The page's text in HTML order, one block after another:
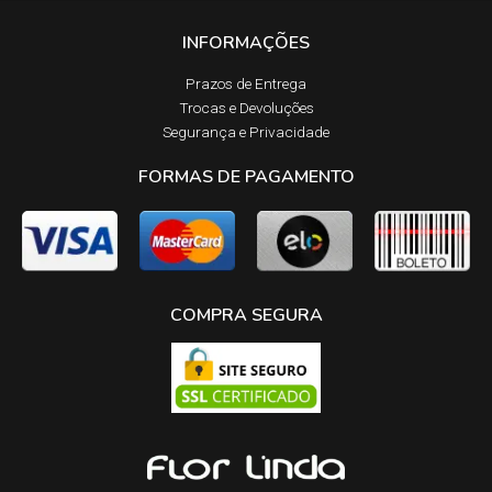
INFORMAÇÕES
Prazos de Entrega​
Trocas e Devoluções​
Segurança e Privacidade
FORMAS DE PAGAMENTO
COMPRA SEGURA